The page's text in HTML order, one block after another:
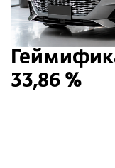
33,86 %